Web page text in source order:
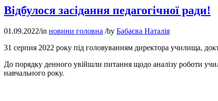
Відбулося засідання педагогічної ради!
01.09.2022/in новини головна /by Бабаєва Наталія
31 серпня 2022 року під головуванням директора училища,
До порядку денного увійшли питання щодо аналізу роботи
навчального року.